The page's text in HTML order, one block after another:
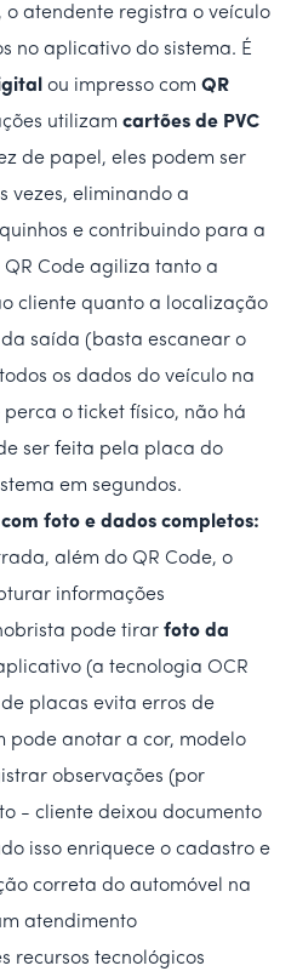
atendente registra o veículo
no aplicativo do sistema. É
ou impresso com QR
utilizam cartões de PVC
de papel, eles podem ser
vezes, eliminando a
e contribuindo para a
Code agiliza tanto a
cliente quanto a localização
saída (basta escanear o
os dados do veículo na
o ticket físico, não há
ser feita pela placa do
em segundos.
foto e dados completos:
além do QR Code, o
informações
pode tirar foto da
(a tecnologia OCR
placas evita erros de
pode anotar a cor, modelo
observações (por
- cliente deixou documento
isso enriquece o cadastro e
correta do automóvel na
atendimento
recursos tecnológicos